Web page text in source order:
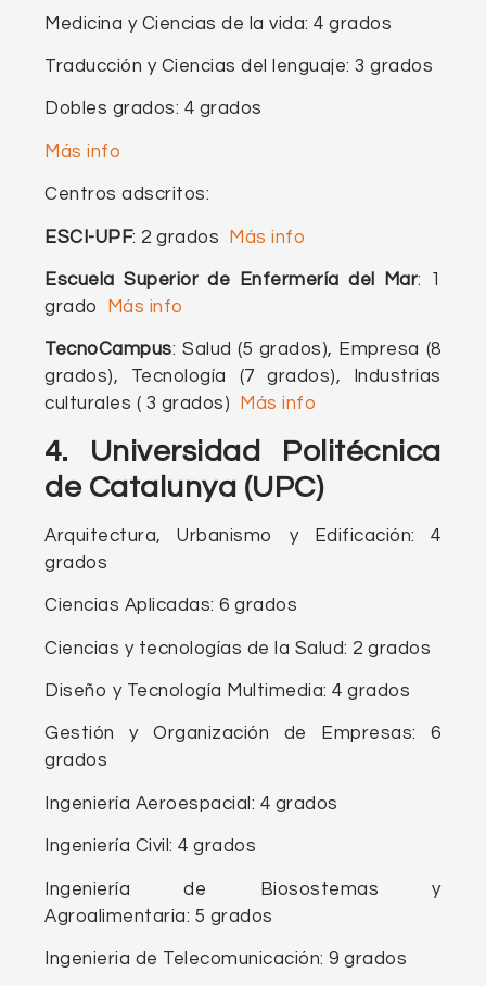
Medicina y Ciencias de la vida: 4 grados
Traducción y Ciencias del lenguaje: 3 grados
Dobles grados: 4 grados
Más info
Centros adscritos:
ESCI-UPF: 2 grados Más info
Escuela Superior de Enfermería del Mar: 1
grado
Más info
TecnoCampus: Salud (5 grados), Empresa (8
grados), Tecnología (7 grados), Industrias
culturales ( 3 grados)
Más info
4.
Universidad Politécnica
de Catalunya (UPC)
Arquitectura, Urbanismo y Edificación: 4
grados
Ciencias Aplicadas: 6 grados
Ciencias y tecnologías de la Salud: 2 grados
Diseño y Tecnología Multimedia: 4 grados
Gestión y Organización de Empresas: 6
grados
Ingeniería Aeroespacial: 4 grados
Ingeniería Civil: 4 grados
Ingeniería de Biosostemas y
Agroalimentaria: 5 grados
Ingenieria de Telecomunicación: 9 grados